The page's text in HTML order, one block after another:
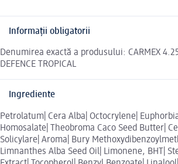
Informații obligatorii
Denumirea exactă a produsului: CARMEX 4.25
DEFENCE TROPICAL
Ingrediente
Petrolatum| Cera Alba| Octocrylene|
Homosalate| Theobroma Caco Seed Butter|
Solicylare| Aroma| Bury
Limnanthes Alba Seed Oil| Limonene, BHT|